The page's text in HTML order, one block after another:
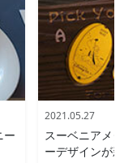
ー
2021.05.27
スーベニアメ
ーデザインが